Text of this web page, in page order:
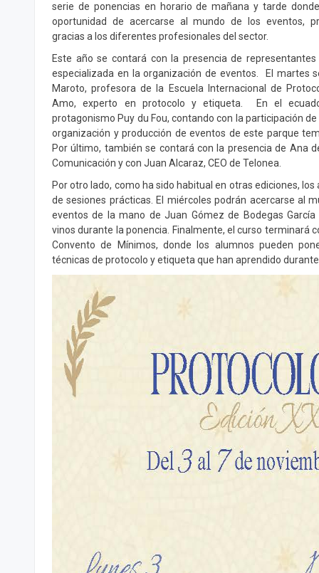
serie de ponencias en horario de mañana y tarde
oportunidad de acercarse al mundo de los eventos,
gracias a los diferentes profesionales del sector.
Este año se contará con la presencia de
especializada en la organización de eventos. El martes
Maroto, profesora de la Escuela Internacional de
Amo, experto en protocolo y etiqueta. En el
protagonismo Puy du Fou, contando con la participación
organización y producción de eventos de este parque
Por último, también se contará con la presencia de Ana
Comunicación y con Juan Alcaraz, CEO de Telonea.
Por otro lado, como ha sido habitual en otras ediciones,
de sesiones prácticas. El miércoles podrán acercarse al
eventos de la mano de Juan Gómez de Bodegas
vinos durante la ponencia. Finalmente, el curso terminará
Convento de Mínimos, donde los alumnos pueden
técnicas de protocolo y etiqueta que han aprendido